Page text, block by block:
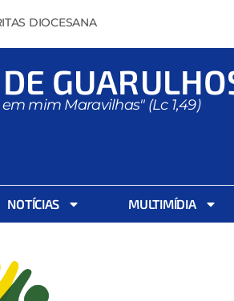
DIOCESANA
em mim Maravilhas" (Lc 1,49)
NOTÍCIAS MULTIMÍDIA